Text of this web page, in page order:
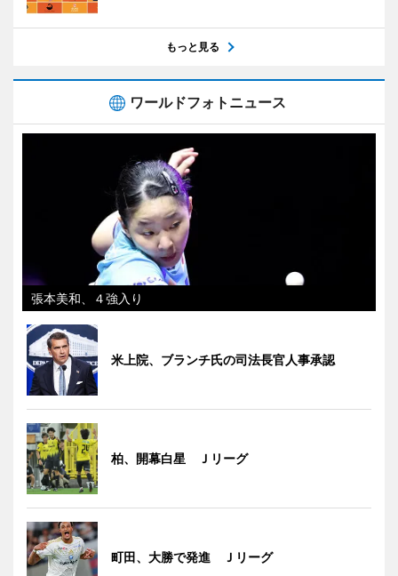
もっと見る
ワールドフォトニュース
張本美和、４強入り
米上院、ブランチ氏の司法長官人事承認
柏、開幕白星 Ｊリーグ
町田、大勝で発進 Ｊリーグ